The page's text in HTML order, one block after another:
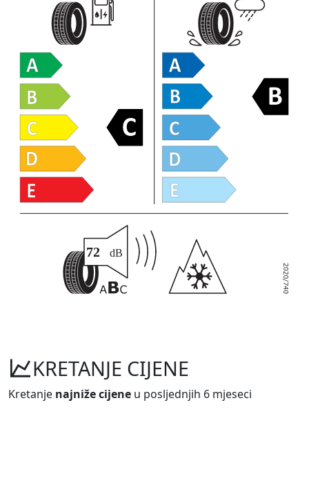
KRETANJE CIJENE
Kretanje najniže cijene u posljednjih 6 mjeseci